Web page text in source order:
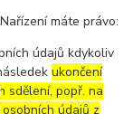
máte právo:
údajů kdykoliv
ukončení
sdělení, popř. na
údajů z